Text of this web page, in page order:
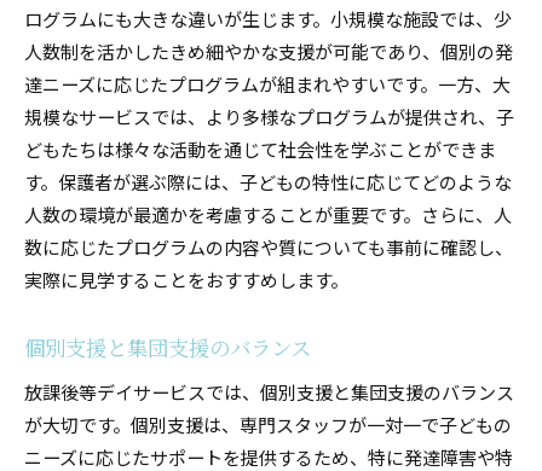
ログラムにも大きな違いが生じます。小規模な施設では、少
人数制を活かしたきめ細やかな支援が可能であり、個別の発
達ニーズに応じたプログラムが組まれやすいです。一方、大
規模なサービスでは、より多様なプログラムが提供され、子
どもたちは様々な活動を通じて社会性を学ぶことができま
す。保護者が選ぶ際には、子どもの特性に応じてどのような
人数の環境が最適かを考慮することが重要です。さらに、人
数に応じたプログラムの内容や質についても事前に確認し、
実際に見学することをおすすめします。
個別支援と集団支援のバランス
放課後等デイサービスでは、個別支援と集団支援のバランス
が大切です。個別支援は、専門スタッフが一対一で子どもの
ニーズに応じたサポートを提供するため、特に発達障害や特